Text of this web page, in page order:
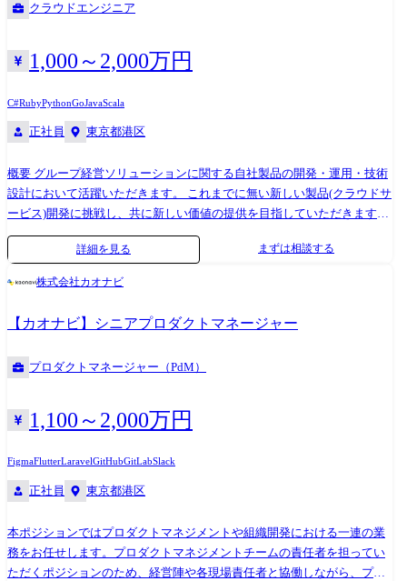
グシステムの開発 コスト/性能最適化 (オートスケーリング、キャッシ
信頼性・運用 プラットフォーム稼働率 99.9% 以上の維持 インシデント対
応・ポストモーテム データアクセス・権限管理基盤の設計 【業務シナリ
ント実行エンジンの設計 JAPAN AI STUDIO 上で顧客が構築する AI エー
ジェントの実行基盤を設計。 Graph Runtime を採用し、エージェントの
構により、長時間タスクの途中失敗からの自動リカバリを実現。 ● シナ
リオ 2: モデルルーティングの最適化 複数の LLM プロバイダ (OpenAI /
Anthropic / Google 等) を跨いで、タスクの種類・コスト・レイテンシに
応じた最適なモデルを自動選択するルーティングエンジンを設計。 推論
コストを 25% 削減しつつ、タスク成功率を維持。 ● シナリオ 3: ガード
ベース + LLM ベースのハイブリッド判定により、レイテンシを 50ms 以
内に抑えつつポリシー準拠率 99.5% を達成。 ●ミッション 「企業の脳」
の Agent Harness — 実行エンジン、オーケストレーション、ガードレー
上で動く数百のワークフローの制御基盤を、自社で構築する。 ●Agent
Harnessとは Agent Harnessは、AIモデルを包み込む制御・実行基盤レイヤ
す。 ●Backend Engineer 構築対象 : Web API・マイクロサービスの設計・
テートレスなリクエスト / レスポンス 安全性制御 : 認証・認可・入力バ
リデーション | ガードレール / ポリシー実行エンジン — LLM の出力を制
御するルール実行基盤 ●Agent Harness Engineer 構築対象 : LLM を中核と
クラウドエンジニア
1,000～2,000万円
C#RubyPythonGoJavaScala
正社員 東京都港区
概要 グループ経営ソリューションに関する自社製品の開発・運用・技術
設計において活躍いただきます。 これまでに無い新しい製品(クラウドサ
ービス)開発に挑戦し、共に新しい価値の提供を目指していただきます。
●業務内容 プロダクト(クラウドサービス)の開発者として、設計・実装・
テスト・計測・改善・運用を主体的に実行していただきます。 期待する
事 ・組織としての業務範囲は上記業務内容のすべてになります。 まずは
リア志向に沿って、関わる範囲を広げていただくことを期待します。 ・
個人で全てを賄うのではなく、チームとして有機的に動いていただきま
す。 ・依頼された機能をそのまま開発するのではなく、ご自身で考え、
調べ、周囲と議論をしながら進めていくことを期待します。 ・現状のア
の継続的な成長を期待します。 ・製品開発プロセスの継続的な改善と最
適化を行うことを期待します。 開発の特徴 ・サービス設計から始まり、
ションを起こす為の自動化・AI含む最適化アルゴリズムのようなコア技
て価値創造を推進するため、多様性を重視しております。 配属部門 プロ
ダクト開発本部 プロダクト基盤部
詳細を見る まずは相談する
株式会社カオナビ
【カオナビ】シニアプロダクトマネージャー
プロダクトマネージャー（PdM）
1,100～2,000万円
FigmaFlutterLaravelGitHubGitLabSlack
正社員 東京都港区
本ポジションではプロダクトマネジメントや組織開発における一連の業
務をお任せします。プロダクトマネジメントチームの責任者を担ってい
ただくポジションのため、経営陣や各現場責任者と協働しながら、プロ